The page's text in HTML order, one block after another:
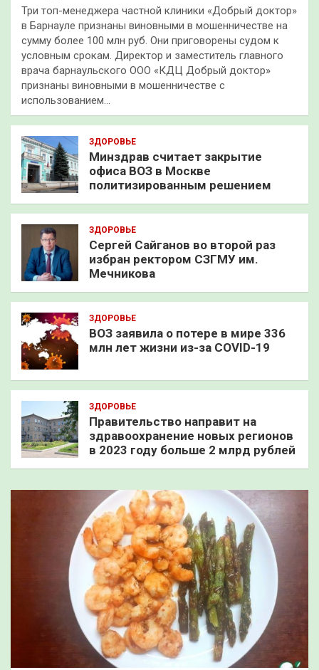
Три топ-менеджера частной клиники «Добрый доктор»
в Барнауле признаны виновными в мошенничестве на
сумму более 100 млн руб. Они приговорены судом к
условным срокам. Директор и заместитель главного
врача барнаульского ООО «КДЦ Добрый доктор»
признаны виновными в мошенничестве с
использованием…
ЗДОРОВЬЕ
Минздрав считает закрытие
офиса ВОЗ в Москве
политизированным решением
ЗДОРОВЬЕ
Сергей Сайганов во второй раз
избран ректором СЗГМУ им.
Мечникова
ЗДОРОВЬЕ
ВОЗ заявила о потере в мире 336
млн лет жизни из-за COVID-19
ЗДОРОВЬЕ
Правительство направит на
здравоохранение новых регионов
в 2023 году больше 2 млрд рублей